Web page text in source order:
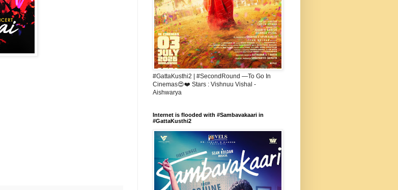
#GattaKusthi2 | #SecondRound —To Go In
Cinemas😍❤️ Stars : Vishnuu Vishal -
Aishwarya
Internet is flooded with #Sambavakaari in
#GattaKusthi2